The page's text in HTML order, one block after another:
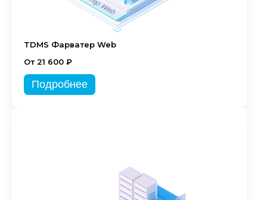
TDMS Фарватер Web
От 21 600 ₽
Подробнее